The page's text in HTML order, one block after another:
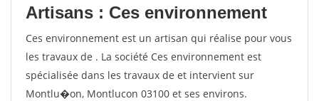
Artisans : Ces environnement
Ces environnement est un artisan qui réalise pour vous
les travaux de . La société Ces environnement est
spécialisée dans les travaux de et intervient sur
Montlu�on, Montlucon 03100 et ses environs.